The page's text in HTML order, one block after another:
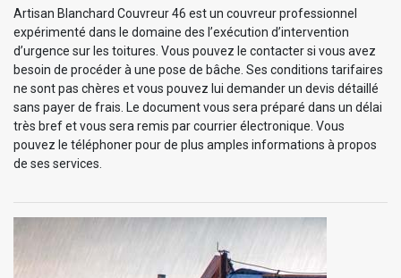
Artisan Blanchard Couvreur 46 est un couvreur professionnel
expérimenté dans le domaine des l’exécution d’intervention
d’urgence sur les toitures. Vous pouvez le contacter si vous avez
besoin de procéder à une pose de bâche. Ses conditions tarifaires
ne sont pas chères et vous pouvez lui demander un devis détaillé
sans payer de frais. Le document vous sera préparé dans un délai
très bref et vous sera remis par courrier électronique. Vous
pouvez le téléphoner pour de plus amples informations à propos
de ses services.